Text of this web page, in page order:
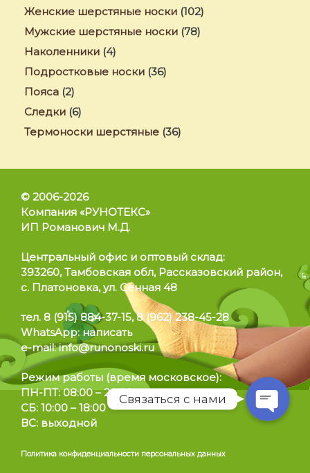
Женские шерстяные носки (102)
Мужские шерстяные носки (78)
Наколенники (4)
Подростковые носки (36)
Пояса (2)
Следки (6)
Термоноски шерстяные (36)
© 2006-2026
Компания «РУНОТЕКС»
ИП Романович М.Д.
Центральный офис и оптовый склад:
393260, Тамбовская обл, Рассказовский район,
с. Платоновка, ул. Сенная 48
тел. 8 (915) 884-37-15,8 (962) 238-45-28
WhatsApp:написать
e-mail:info@runonoski.ru
Режим работы (время московское):
ПН-ПТ: 08:00 – 20:00
СБ: 10:00 – 18:00
ВС: выходной
Политика конфиденциальности персональных данных
WhatsApp
Telegram
Связаться с нами